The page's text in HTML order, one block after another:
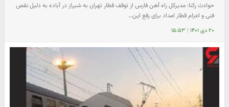
حوادث رکنا: مدیرکل راه آهن فارس از توقف قطار تهران به شیراز در آباده به دلیل نقص
فنی و اعزام قطار امداد برای رفع این…
۲۰ دی ۱۴۰۱ | ۱۵:۵۳